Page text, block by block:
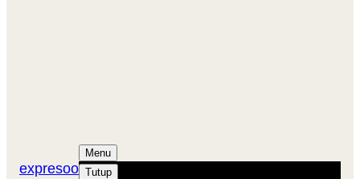
expresoo
Menu
Tutup